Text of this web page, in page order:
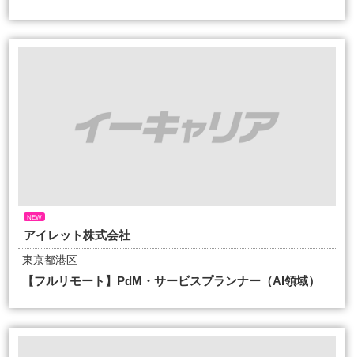
NEW
アイレット株式会社
東京都港区
【フルリモート】PdM・サービスプランナー（AI領域）